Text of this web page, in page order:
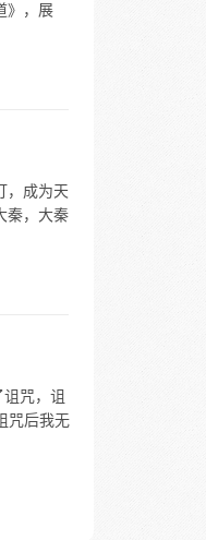
》，展
，成为天
秦，大秦
咒，诅
咒后我无